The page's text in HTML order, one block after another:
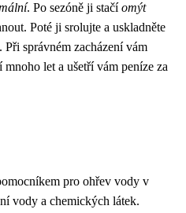
. Po sezóně ji stačíomýt
Poté ji srolujte a uskladněte
. Při správném zacházení vám
let a ušetří vám peníze za
pro ohřev vody v
vody a chemických látek.